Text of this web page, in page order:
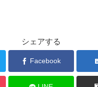
シェアする
Facebook